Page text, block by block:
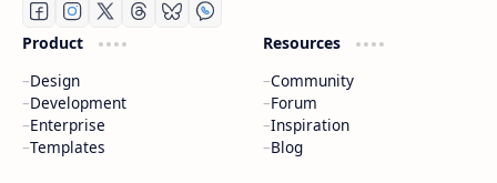
Product
Design
Development
Enterprise
Templates
Resources
Community
Forum
Inspiration
Blog